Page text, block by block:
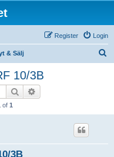
Login
Register
& Sälj
10/3B
Search
of 1
3B